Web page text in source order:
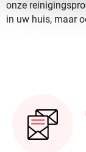
onze
in uw huis, maar